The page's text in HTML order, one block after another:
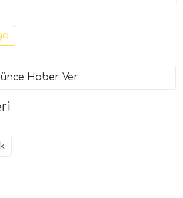
Haber Ver